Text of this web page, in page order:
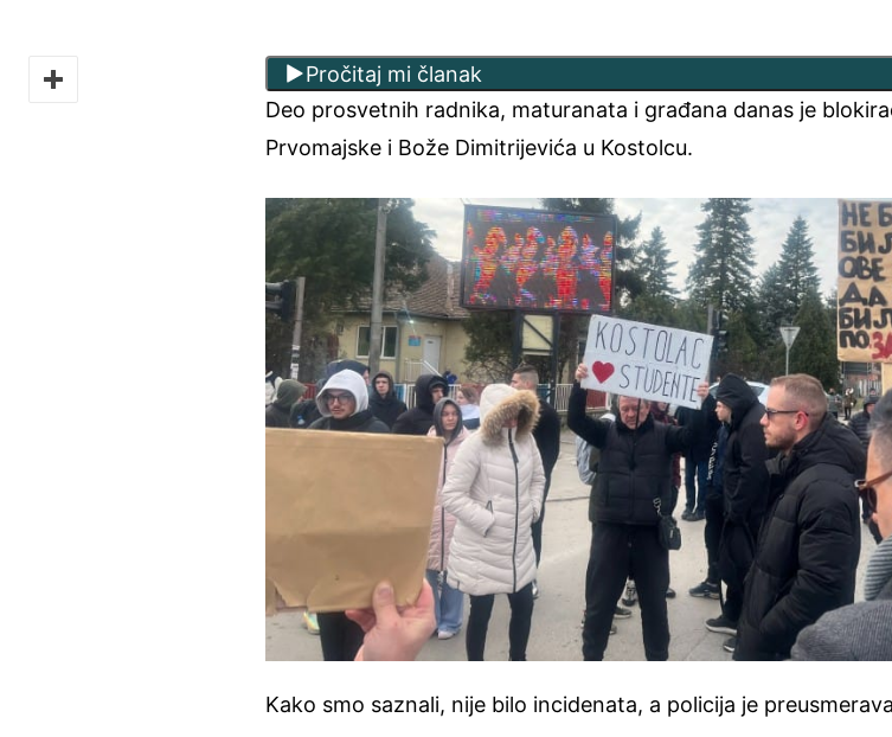
Pročitaj mi članak
Deo prosvetnih radnika, maturanata i građana danas je
Prvomajske i Bože Dimitrijevića u Kostolcu.
Kako smo saznali, nije bilo incidenata, a policija je